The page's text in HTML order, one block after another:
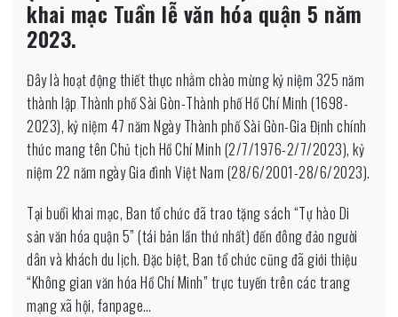
văn
Chợ
Lớn
xưa
khai mạc Tuần lễ văn hóa quận 5 năm
2023.
Đây là hoạt động thiết thực nhằm chào mừng kỷ niệm 325 năm
thành lập Thành phố Sài Gòn-Thành phố Hồ Chí Minh (1698-
2023), kỷ niệm 47 năm Ngày Thành phố Sài Gòn-Gia Định chính
thức mang tên Chủ tịch Hồ Chí Minh (2/7/1976-2/7/2023), kỷ
niệm 22 năm ngày Gia đình Việt Nam (28/6/2001-28/6/2023).
Tại buổi khai mạc, Ban tổ chức đã trao tặng sách “Tự hào Di
sản văn hóa quận 5” (tái bản lần thứ nhất) đến đông đảo người
dân và khách du lịch. Đặc biệt, Ban tổ chức cũng đã giới thiệu
“Không gian văn hóa Hồ Chí Minh” trực tuyến trên các trang
mạng xã hội, fanpage…